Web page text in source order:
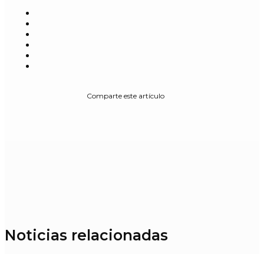
Comparte este artículo
Noticias relacionadas